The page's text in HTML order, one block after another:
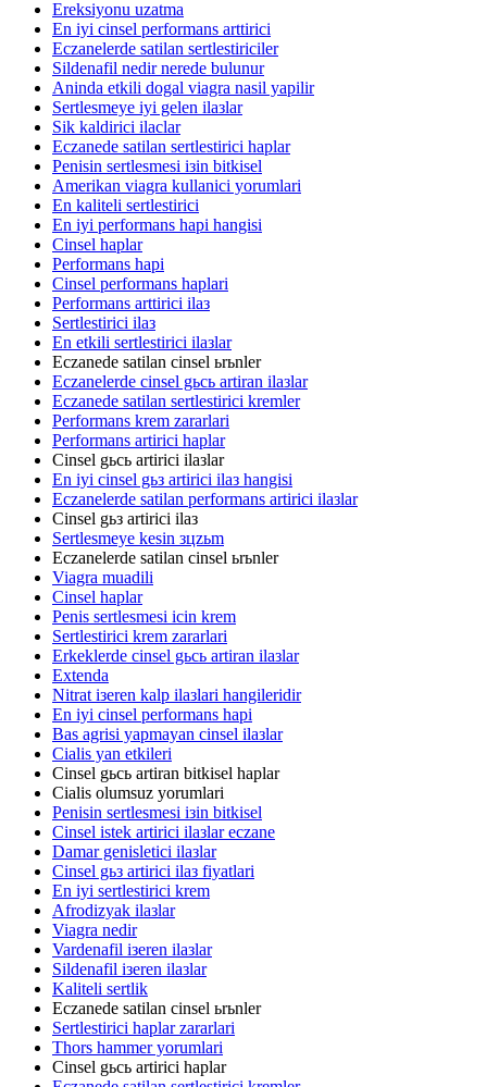
Ereksiyonu uzatma
En iyi cinsel performans arttirici
Eczanelerde satilan sertlestiriciler
Sildenafil nedir nerede bulunur
Aninda etkili dogal viagra nasil yapilir
Sertlesmeye iyi gelen ilaзlar
Sik kaldirici ilaclar
Eczanede satilan sertlestirici haplar
Penisin sertlesmesi iзin bitkisel
Amerikan viagra kullanici yorumlari
En kaliteli sertlestirici
En iyi performans hapi hangisi
Cinsel haplar
Performans hapi
Cinsel performans haplari
Performans arttirici ilaз
Sertlestirici ilaз
En etkili sertlestirici ilaзlar
Eczanede satilan cinsel ьrьnler
Eczanelerde cinsel gьcь artiran ilaзlar
Eczanede satilan sertlestirici kremler
Performans krem zararlari
Performans artirici haplar
Cinsel gьcь artirici ilaзlar
En iyi cinsel gьз artirici ilaз hangisi
Eczanelerde satilan performans artirici ilaзlar
Cinsel gьз artirici ilaз
Sertlesmeye kesin зцzьm
Eczanelerde satilan cinsel ьrьnler
Viagra muadili
Cinsel haplar
Penis sertlesmesi icin krem
Sertlestirici krem zararlari
Erkeklerde cinsel gьcь artiran ilaзlar
Extenda
Nitrat iзeren kalp ilaзlari hangileridir
En iyi cinsel performans hapi
Bas agrisi yapmayan cinsel ilaзlar
Cialis yan etkileri
Cinsel gьcь artiran bitkisel haplar
Cialis olumsuz yorumlari
Penisin sertlesmesi iзin bitkisel
Cinsel istek artirici ilaзlar eczane
Damar genisletici ilaзlar
Cinsel gьз artirici ilaз fiyatlari
En iyi sertlestirici krem
Afrodizyak ilaзlar
Viagra nedir
Vardenafil iзeren ilaзlar
Sildenafil iзeren ilaзlar
Kaliteli sertlik
Eczanede satilan cinsel ьrьnler
Sertlestirici haplar zararlari
Thors hammer yorumlari
Cinsel gьcь artirici haplar